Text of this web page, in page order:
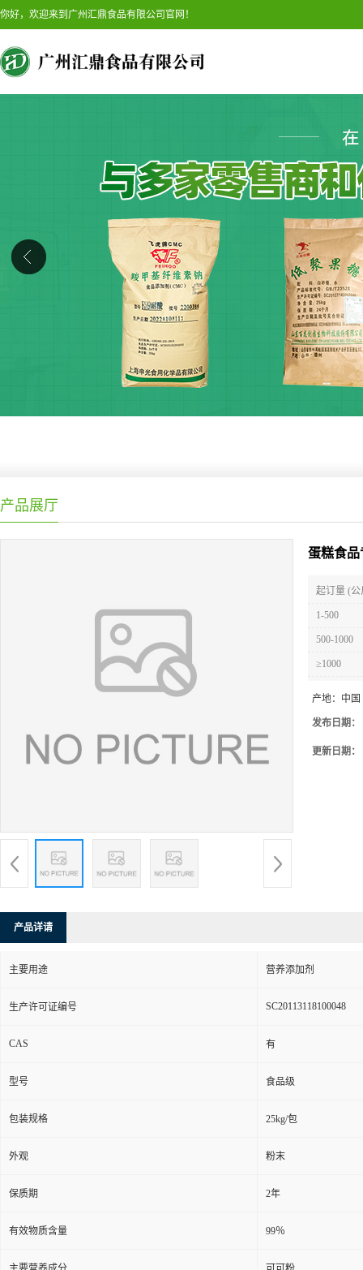
你好，欢迎来到广州汇鼎食品有限公司官网！
产品展厅
蛋糕食品
起订量 (公
1-500
500-1000
≥1000
产地： 中国
发布日期：
更新日期：
产品详请
主要用途 营养添加剂
生产许可证编号 SC20113118100048
CAS 有
型号 食品级
包装规格 25kg/包
外观 粉末
保质期 2年
有效物质含量 99％